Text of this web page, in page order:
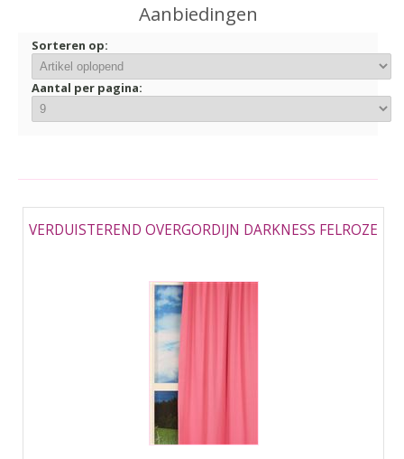
Aanbiedingen
Sorteren op:
Aantal per pagina:
VERDUISTEREND OVERGORDIJN DARKNESS FELROZE